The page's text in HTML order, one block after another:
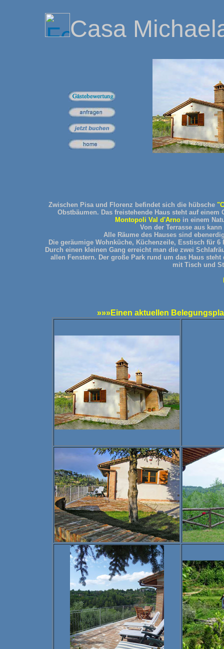
Casa
Zwischen Pisa und Florenz befindet sich die hübsche
Obstbäumen. Das freistehende Haus steht auf
Montopoli Val d'Arnoin einem
Von der Terrasse aus
Alle Räume des Hauses sind
Die geräumige Wohnküche, Küchenzeile, Esstisch für
Durch einen kleinen Gang erreicht man die zwei
allen Fenstern. Der große Park rund um das Haus
mit Tisch und
»»»Einen aktuellen